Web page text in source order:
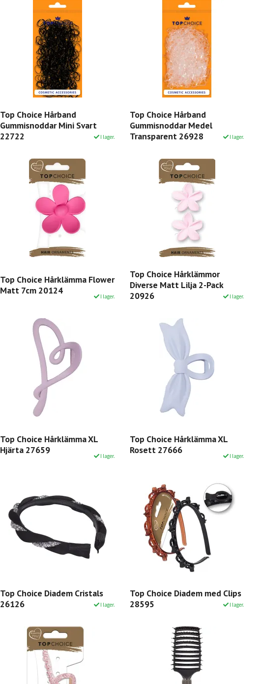
Top Choice Hårband
Gummisnoddar Mini Svart
22722
I lager.
Top Choice Hårband
Gummisnoddar Medel
Transparent 26928
I lager.
Top Choice Hårklämma Flower
Matt 7cm 20124
I lager.
Top Choice Hårklämmor
Diverse Matt Lilja 2-Pack
20926
I lager.
Top Choice Hårklämma XL
Hjärta 27659
I lager.
Top Choice Hårklämma XL
Rosett 27666
I lager.
Top Choice Diadem Cristals
26126
I lager.
Top Choice Diadem med Clips
28595
I lager.